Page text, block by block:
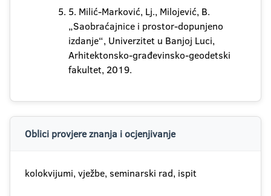
5. Milić-Marković, Lj., Milojević, B.
„Saobraćajnice i prostor-dopunjeno
izdanje“, Univerzitet u Banjoj Luci,
Arhitektonsko-građevinsko-geodetski
fakultet, 2019.
Oblici provjere znanja i ocjenjivanje
kolokvijumi, vježbe, seminarski rad, ispit